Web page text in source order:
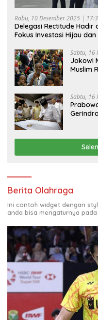
Rabu, 10 Desember 2025 |
Delegasi Rectitude Hadir
Fokus Investasi Hijau
Sabtu,
Jokowi
Muslim
Sabtu,
Berita Olahraga
Ini contoh widget dengan
anda bisa mengaturnya